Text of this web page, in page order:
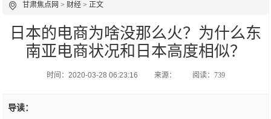
甘肃焦点网 > 财经 > 正文
日本的电商为啥没那么火？为什么东
南亚电商状况和日本高度相似？
时间：2020-03-28 06:23:16 来源： 阅读：739
导读：